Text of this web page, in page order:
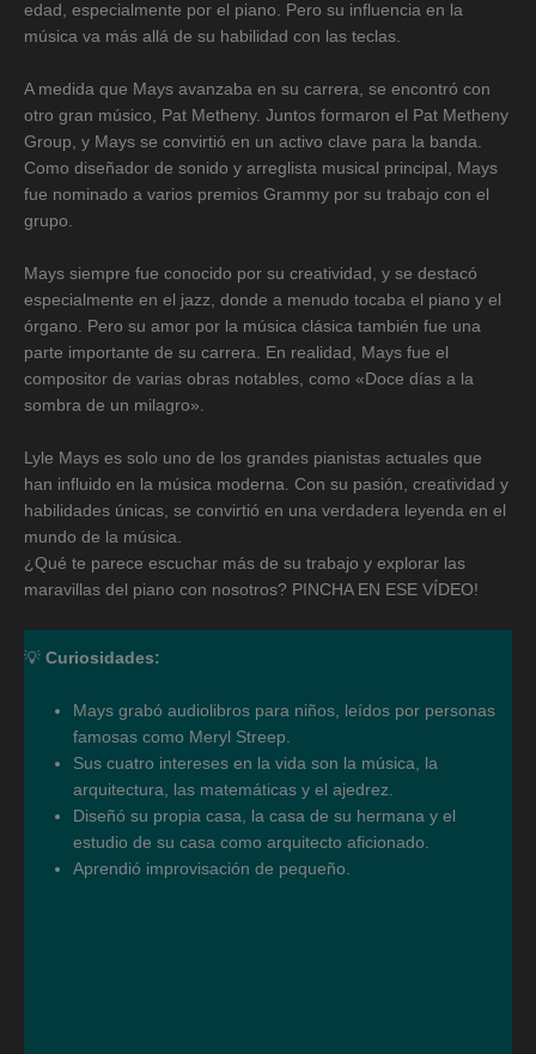
edad, especialmente por el piano. Pero su influencia en la
música va más allá de su habilidad con las teclas.
A medida que Mays avanzaba en su carrera, se encontró con
otro gran músico, Pat Metheny. Juntos formaron el Pat Metheny
Group, y Mays se convirtió en un activo clave para la banda.
Como diseñador de sonido y arreglista musical principal, Mays
fue nominado a varios premios Grammy por su trabajo con el
grupo.
Mays siempre fue conocido por su creatividad, y se destacó
especialmente en el jazz, donde a menudo tocaba el piano y el
órgano. Pero su amor por la música clásica también fue una
parte importante de su carrera. En realidad, Mays fue el
compositor de varias obras notables, como «Doce días a la
sombra de un milagro».
Lyle Mays es solo uno de los grandes pianistas actuales que
han influido en la música moderna. Con su pasión, creatividad y
habilidades únicas, se convirtió en una verdadera leyenda en el
mundo de la música.
¿Qué te parece escuchar más de su trabajo y explorar las
maravillas del piano con nosotros? PINCHA EN ESE VÍDEO!
💡 Curiosidades:
Mays grabó audiolibros para niños, leídos por personas
famosas como Meryl Streep.
Sus cuatro intereses en la vida son la música, la
arquitectura, las matemáticas y el ajedrez.
Diseñó su propia casa, la casa de su hermana y el
estudio de su casa como arquitecto aficionado.
Aprendió improvisación de pequeño.